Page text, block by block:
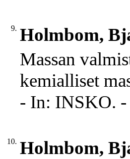
9. Holmbom,
Massan
kemialliset
- In: INSKO.
10. Holmbom,